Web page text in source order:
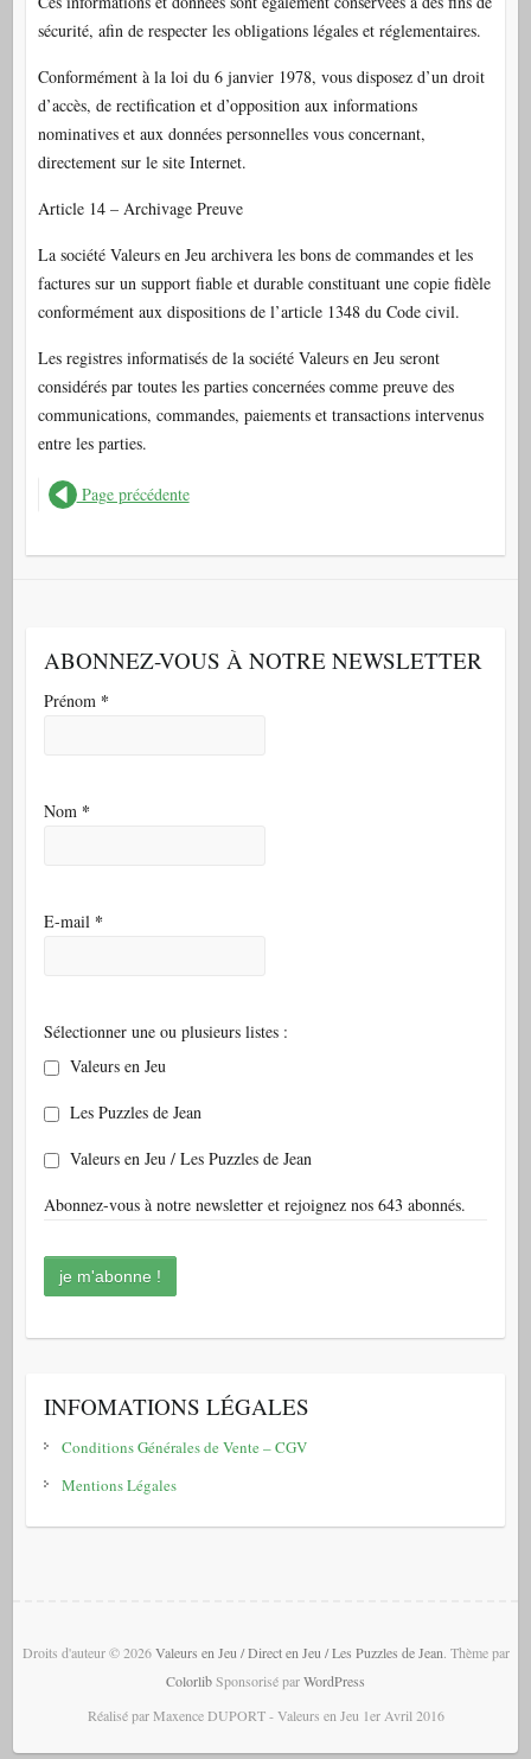
sécurité, afin de respecter les obligations légales et réglementaires.
Conformément à la loi du 6 janvier 1978, vous disposez d’un droit
d’accès, de rectification et d’opposition aux informations
nominatives et aux données personnelles vous concernant,
directement sur le site Internet.
Article 14 – Archivage Preuve
La société Valeurs en Jeu archivera les bons de commandes et les
factures sur un support fiable et durable constituant une copie fidèle
conformément aux dispositions de l’article 1348 du Code civil.
Les registres informatisés de la société Valeurs en Jeu seront
considérés par toutes les parties concernées comme preuve des
communications, commandes, paiements et transactions intervenus
entre les parties.
Page précédente
ABONNEZ-VOUS À NOTRE NEWSLETTER
Prénom *
Nom *
E-mail *
Sélectionner une ou plusieurs listes :
Valeurs en Jeu
Les Puzzles de Jean
Valeurs en Jeu / Les Puzzles de Jean
Abonnez-vous à notre newsletter et rejoignez nos 643 abonnés.
INFOMATIONS LÉGALES
Conditions Générales de Vente – CGV
Mentions Légales
Droits d'auteur © 2026Valeurs en Jeu / Direct en Jeu / Les Puzzles de Jean . Thème par
ColorlibSponsorisé parWordPress
Réalisé par Maxence DUPORT - Valeurs en Jeu 1er Avril 2016